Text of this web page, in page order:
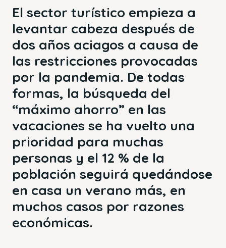
El sector turístico empieza a
levantar cabeza después de
dos años aciagos a causa de
las restricciones provocadas
por la pandemia. De todas
formas, la búsqueda del
“máximo ahorro” en las
vacaciones se ha vuelto una
prioridad para muchas
personas y el 12 % de la
población seguirá quedándose
en casa un verano más, en
muchos casos por razones
económicas.